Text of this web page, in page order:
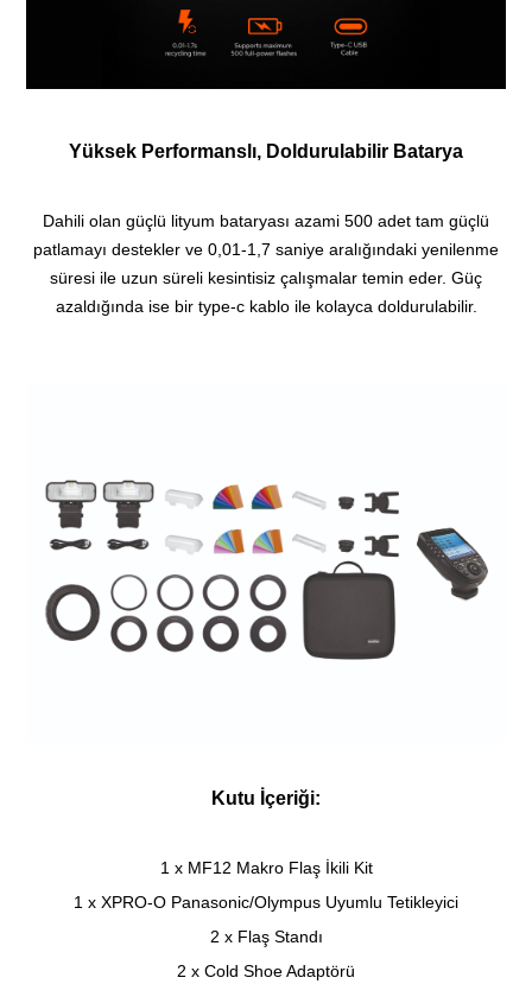
Yüksek Performanslı, Doldurulabilir Batarya
Dahili olan güçlü lityum bataryası azami 500 adet tam güçlü
patlamayı destekler ve 0,01-1,7 saniye aralığındaki yenilenme
süresi ile uzun süreli kesintisiz çalışmalar temin eder. Güç
azaldığında ise bir type-c kablo ile kolayca doldurulabilir.
Kutu İçeriği:
1 x MF12 Makro Flaş İkili Kit
1 x XPRO-O Panasonic/Olympus Uyumlu Tetikleyici
2 x Flaş Standı
2 x Cold Shoe Adaptörü